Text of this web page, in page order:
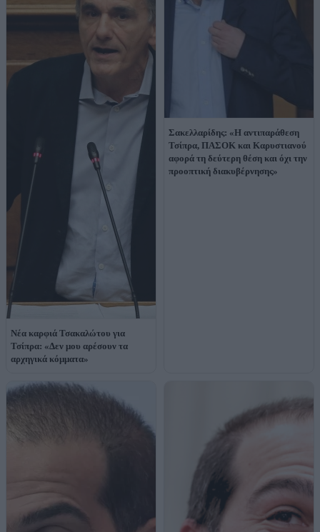
Νέα καρφιά Τσακαλώτου για
Τσίπρα: «Δεν μου αρέσουν τα
αρχηγικά κόμματα»
Σακελλαρίδης: «Η αντιπαράθεση
Τσίπρα, ΠΑΣΟΚ και Καρυστιανού
αφορά τη δεύτερη θέση και όχι την
προοπτική διακυβέρνησης»